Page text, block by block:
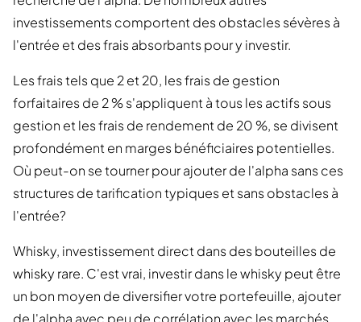
investissements comportent des obstacles sévères à
l'entrée et des frais absorbants pour y investir.
Les frais tels que 2 et 20, les frais de gestion
forfaitaires de 2 % s'appliquent à tous les actifs sous
gestion et les frais de rendement de 20 %, se divisent
profondément en marges bénéficiaires potentielles.
Où peut-on se tourner pour ajouter de l'alpha sans ces
structures de tarification typiques et sans obstacles à
l'entrée?
Whisky, investissement direct dans des bouteilles de
whisky rare. C'est vrai, investir dans le whisky peut être
un bon moyen de diversifier votre portefeuille, ajouter
de l'alpha avec peu de corrélation avec les marchés